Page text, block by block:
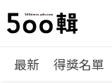
最新 得獎名單